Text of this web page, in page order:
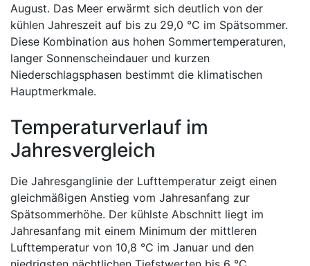
August. Das Meer erwärmt sich deutlich von der
kühlen Jahreszeit auf bis zu 29,0 °C im Spätsommer.
Diese Kombination aus hohen Sommertemperaturen,
langer Sonnenscheindauer und kurzen
Niederschlagsphasen bestimmt die klimatischen
Hauptmerkmale.
Temperaturverlauf im
Jahresvergleich
Die Jahresganglinie der Lufttemperatur zeigt einen
gleichmäßigen Anstieg vom Jahresanfang zur
Spätsommerhöhe. Der kühlste Abschnitt liegt im
Jahresanfang mit einem Minimum der mittleren
Lufttemperatur von 10,8 °C im Januar und den